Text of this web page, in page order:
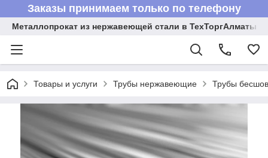
Заказы принимаем только по телефону
Металлопрокат из нержавеющей стали в ТехТоргАлматы
Товары и услуги Трубы нержавеющие Трубы